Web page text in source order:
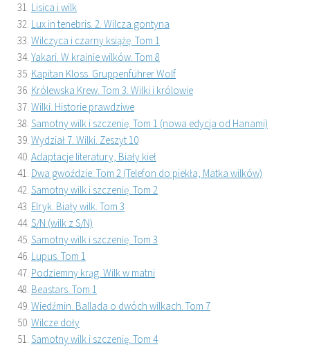
Lisica i wilk
Lux in tenebris. 2. Wilcza gontyna
Wilczyca i czarny książę. Tom 1
Yakari. W krainie wilków. Tom 8
Kapitan Kloss. Gruppenführer Wolf
Królewska Krew. Tom 3. Wilki i królowie
Wilki. Historie prawdziwe
Samotny wilk i szczenię. Tom 1 (nowa edycja od Hanami)
Wydział 7. Wilki. Zeszyt 10
Adaptacje literatury, Biały kieł
Dwa gwoździe. Tom 2 (Telefon do piekła, Matka wilków)
Samotny wilk i szczenię. Tom 2
Elryk. Biały wilk. Tom 3
S/N (wilk z S/N)
Samotny wilk i szczenię. Tom 3
Lupus. Tom 1
Podziemny krąg. Wilk w matni
Beastars. Tom 1
Wiedźmin. Ballada o dwóch wilkach. Tom 7
Wilcze doły
Samotny wilk i szczenię. Tom 4